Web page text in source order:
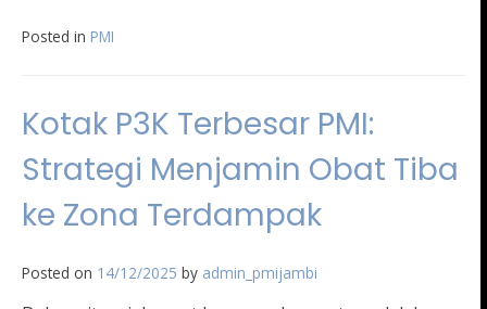
Posted in PMI
Kotak P3K Terbesar PMI:
Strategi Menjamin Obat Tiba
ke Zona Terdampak
Posted on 14/12/2025 by admin_pmijambi